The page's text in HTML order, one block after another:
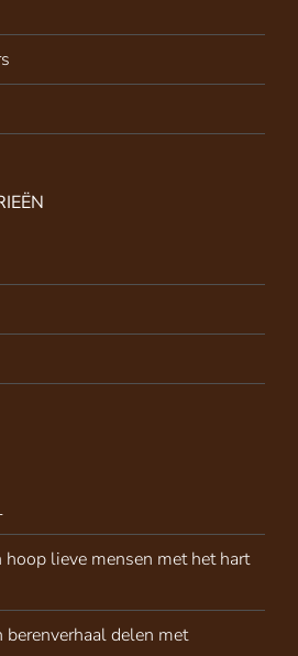
hoop lieve mensen met het hart
delen met